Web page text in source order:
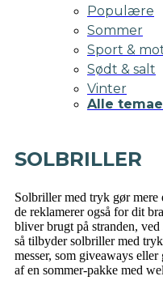
Populære
Sommer
Sport &
Sødt & salt
Vinter
Alle
SOLBRILLER
Solbriller med tryk gør mere
de reklamerer også for dit
bliver brugt på stranden,
så tilbyder solbriller med
messer, som giveaways
af en sommer-pakke med